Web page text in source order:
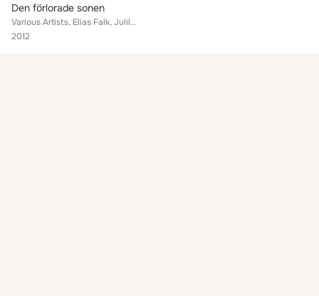
Den förlorade sonen
Various Artists, Elias Falk, Julilus Bogren, Johanna Pettersson, Matilda Johansson, Anna-Kaisa Wahlin, Hanna Levin, Julius Bogre...
2012